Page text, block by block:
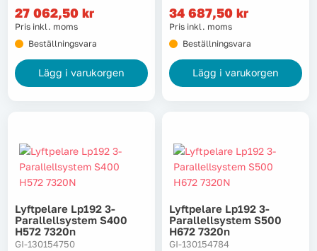
Outlet
Tvätt
Verktyg
Hem Kampanjer
27 062,50 kr
Pris inkl. moms
Beställningsvara
Lägg i varukorgen
34 687,50 kr
Pris inkl. moms
Beställningsvara
Lägg i varukorgen
Lyftpelare Lp192 3-
Parallellsystem S400
H572 7320n
GI-130154750
Lyftpelare Lp192 3-
Parallellsystem S500
H672 7320n
GI-130154784